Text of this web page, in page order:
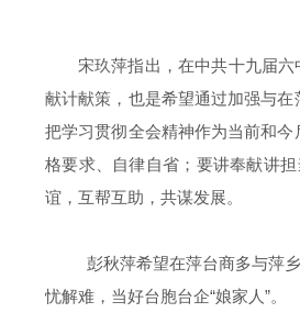
宋玖萍指出，在中共十九届
献计献策，也是希望通过加强与
把学习贯彻全会精神作为当前和
格要求、自律自省；要讲奉献讲
谊，互帮互助，共谋发展。
彭秋萍希望在萍台商多与萍
忧解难，当好台胞台企“娘家人”。